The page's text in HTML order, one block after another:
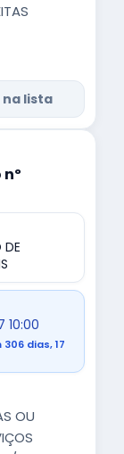
na lista
DE
10:00
dias, 17
OU